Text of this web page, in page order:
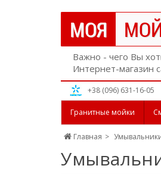
Важно - чего Вы
Интернет-магазин
+38 (096) 631-16-05
Гранитные мойки
Главная